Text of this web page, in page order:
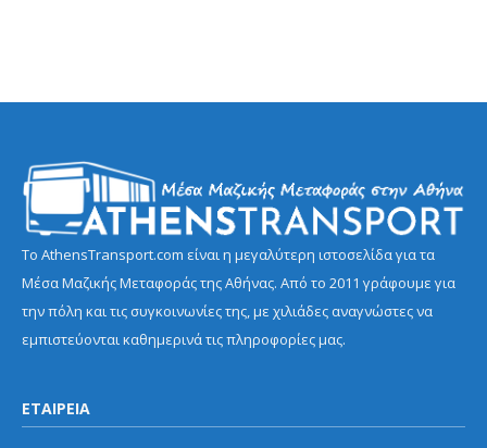
Το AthensTransport.com είναι η μεγαλύτερη ιστοσελίδα για τα
Μέσα Μαζικής Μεταφοράς της Αθήνας. Από το 2011 γράφουμε για
την πόλη και τις συγκοινωνίες της, με χιλιάδες αναγνώστες να
εμπιστεύονται καθημερινά τις πληροφορίες μας.
ΕΤΑΙΡΕΙΑ